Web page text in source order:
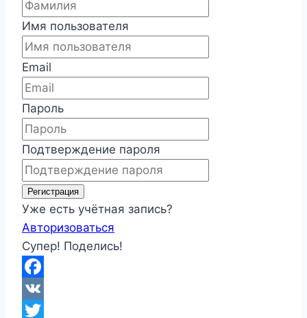
Имя пользователя
Email
Пароль
Подтверждение пароля
Регистрация
Уже есть учётная запись?
Авторизоваться
Супер! Поделись!
Facebook
VK